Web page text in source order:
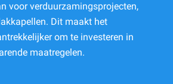
voor verduurzamingsprojecten,
Dit maakt het
om te investeren in
maatregelen.